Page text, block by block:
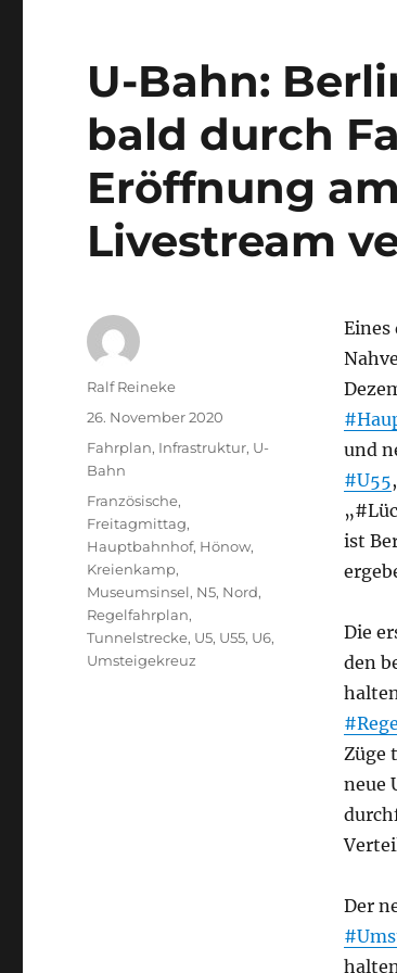
U-Bahn:
bald durch
Eröffnung am
Livestream
Eines
und
#U55
ist
Die
den
Züge
neue
Der
Autor
Ralf Reineke
Veröffentlicht
am
26. November 2020
Kategorien
Fahrplan, Infrastruktur, U-
Bahn
Schlagwörter
Französische,
Freitagmittag,
Hauptbahnhof, Hönow,
Kreienkamp,
Museumsinsel, N5, Nord,
Regelfahrplan,
Tunnelstrecke, U5, U55, U6,
Umsteigekreuz